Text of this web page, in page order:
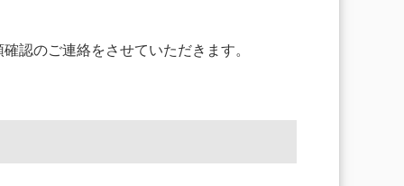
認のご連絡をさせていただきます。